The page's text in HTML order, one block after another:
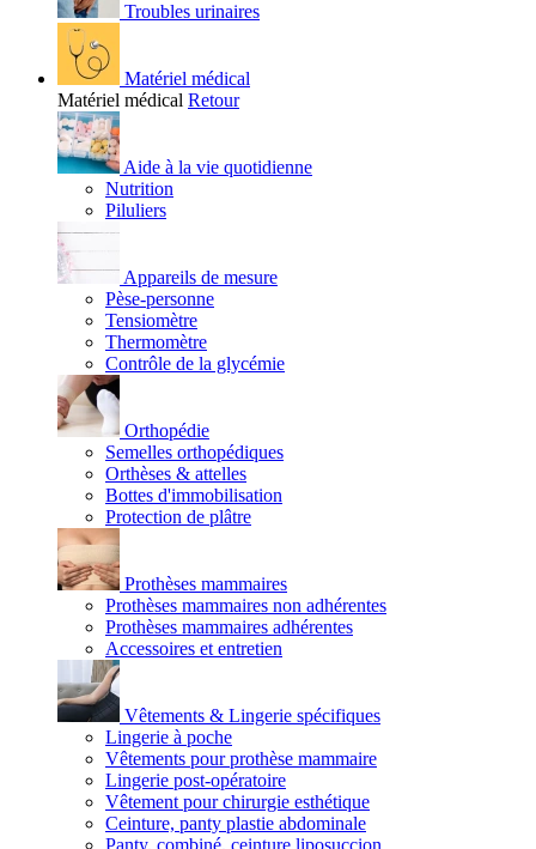
Troubles urinaires
Matériel médical
Matériel médical Retour
Aide à la vie quotidienne
Nutrition
Piluliers
Appareils de mesure
Pèse-personne
Tensiomètre
Thermomètre
Contrôle de la glycémie
Orthopédie
Semelles orthopédiques
Orthèses & attelles
Bottes d'immobilisation
Protection de plâtre
Prothèses mammaires
Prothèses mammaires non adhérentes
Prothèses mammaires adhérentes
Accessoires et entretien
Vêtements & Lingerie spécifiques
Lingerie à poche
Vêtements pour prothèse mammaire
Lingerie post-opératoire
Vêtement pour chirurgie esthétique
Ceinture, panty plastie abdominale
Panty, combiné, ceinture liposuccion